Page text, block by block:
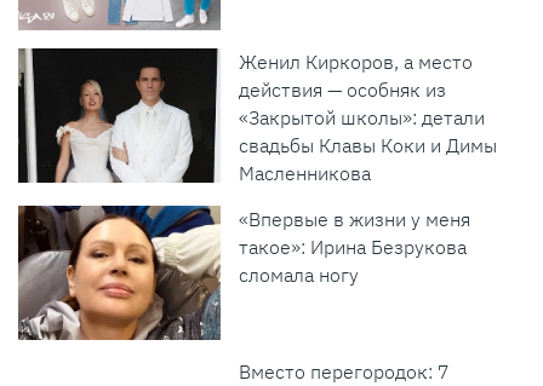
Женил Киркоров, а место
действия — особняк из
«Закрытой школы»: детали
свадьбы Клавы Коки и Димы
Масленникова
«Впервые в жизни у меня
такое»: Ирина Безрукова
сломала ногу
Вместо перегородок: 7